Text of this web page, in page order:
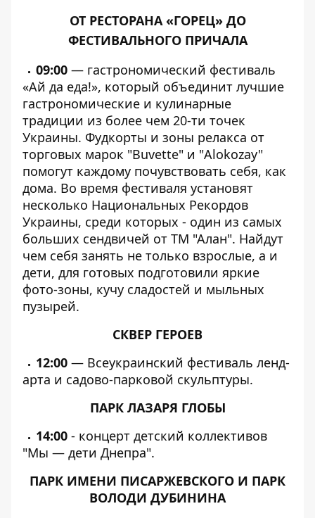
ОТ РЕСТОРАНА «ГОРЕЦ» ДО
ФЕСТИВАЛЬНОГО ПРИЧАЛА
09:00 — гастрономический фестиваль
«Ай да еда!», который объединит лучшие
гастрономические и кулинарные
традиции из более чем 20-ти точек
Украины. Фудкорты и зоны релакса от
торговых марок "Buvette" и "Alokozay"
помогут каждому почувствовать себя, как
дома. Во время фестиваля установят
несколько Национальных Рекордов
Украины, среди которых - один из самых
больших сендвичей от ТМ "Алан". Найдут
чем себя занять не только взрослые, а и
дети, для готовых подготовили яркие
фото-зоны, кучу сладостей и мыльных
пузырей.
СКВЕР ГЕРОЕВ
12:00 — Всеукраинский фестиваль ленд-
арта и садово-парковой скульптуры.
ПАРК ЛАЗАРЯ ГЛОБЫ
14:00 - концерт детский коллективов
"Мы — дети Днепра".
ПАРК ИМЕНИ ПИСАРЖЕВСКОГО И ПАРК
ВОЛОДИ ДУБИНИНА